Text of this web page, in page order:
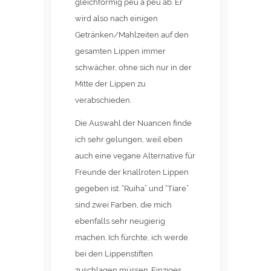
gleichförmig peu à peu ab. Er
wird also nach einigen
Getränken/Mahlzeiten auf den
gesamten Lippen immer
schwächer, ohne sich nur in der
Mitte der Lippen zu
verabschieden.
Die Auswahl der Nuancen finde
ich sehr gelungen, weil eben
auch eine vegane Alternative für
Freunde der knallroten Lippen
gegeben ist. “Ruiha” und “Tiare”
sind zwei Farben, die mich
ebenfalls sehr neugierig
machen. Ich fürchte, ich werde
bei den Lippenstiften